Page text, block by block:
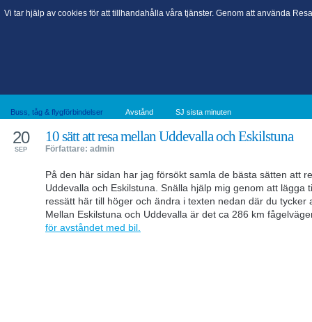
Vi tar hjälp av cookies för att tillhandahålla våra tjänster. Genom att använda
Buss, tåg & flygförbindelser Avstånd SJ sista minuten
10 sätt att resa mellan Uddevalla och Eskilstuna
Författare: admin
20
SEP
På den här sidan har jag försökt samla de bästa sätten att
Uddevalla och Eskilstuna. Snälla hjälp mig genom att lägga
ressätt här till höger och ändra i texten nedan där du tycker
Mellan Eskilstuna och Uddevalla är det ca 286 km
för avståndet med bil.